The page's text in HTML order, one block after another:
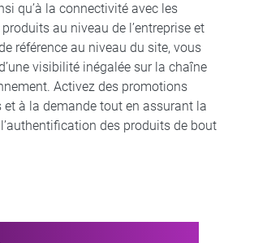
qu’à la connectivité avec les
au niveau de l’entreprise et
référence au niveau du site, vous
visibilité inégalée sur la chaîne
Activez des promotions
et à la demande tout en assurant la
des produits de bout